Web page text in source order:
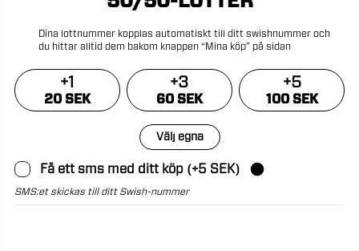
Dina lottnummer kopplas automatiskt till ditt swishnummer och
du hittar alltid dem bakom knappen “Mina köp” på sidan
+1
20 SEK
+3
60 SEK
+5
100 SEK
Välj egna
Få ett sms med ditt köp (+5 SEK)
SMS:et skickas till ditt Swish-nummer